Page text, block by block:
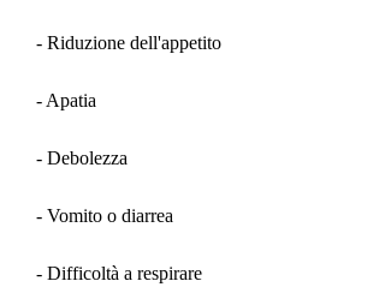
- Riduzione dell'appetito
- Apatia
- Debolezza
- Vomito o diarrea
- Difficoltà a respirare